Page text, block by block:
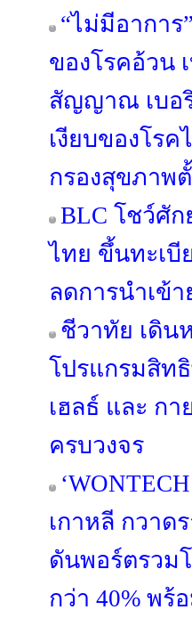
“ไม่มีอาการ
ของโรคอ้วน
สัญญาณ เบอ
เงียบของโร
กรองสุขภาพ
BLC โชว์ศัก
ไทย ขึ้นทะเบี
ลดการนำเข้
ชีวาทัย เดิ
โปรแกรมสิท
เฮลธ์ และ ก
ครบวงจร
เกาหลี กวาด
ดันพอร์ตรวม
กว่า 40% พร้